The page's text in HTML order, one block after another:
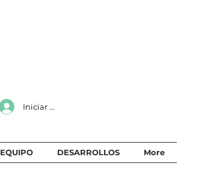
Iniciar sesión
EQUIPO DESARROLLOS More